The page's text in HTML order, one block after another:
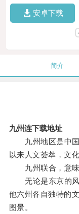
安卓下载
简介
九州连下载地址
九州地区是中国
以来人文荟萃，文化
九州联合，意味
无论是东京的风
他六州各自独特的
图景。